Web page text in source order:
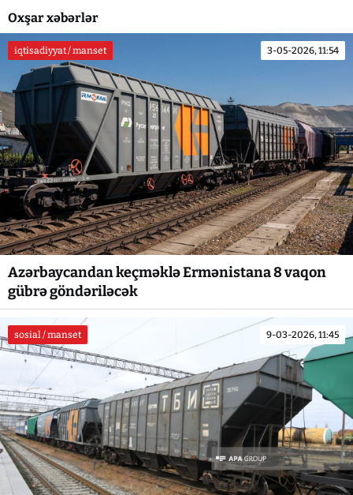
Oxşar xəbərlər
iqtisadiyyat / manset 3-05-2026, 11:54
Azərbaycandan keçməklə Ermənistana 8 vaqon
gübrə göndəriləcək
sosial / manset 9-03-2026, 11:45